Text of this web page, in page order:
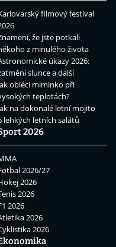
filmový festival
že jste potkali
z minulého života
úkazy 2026:
slunce a další
obléci miminko při
teplotách?
na dokonalé letní mojito
lehkých letních salátů
2026
2026/27
2026
2026
2026
2026
2026